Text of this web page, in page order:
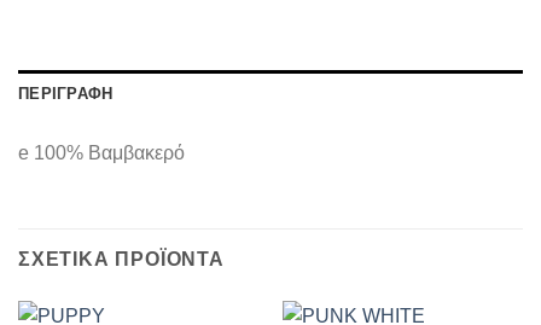
ΠΕΡΙΓΡΑΦΉ
e 100% Βαμβακερό
ΣΧΕΤΙΚΆ ΠΡΟΪΌΝΤΑ